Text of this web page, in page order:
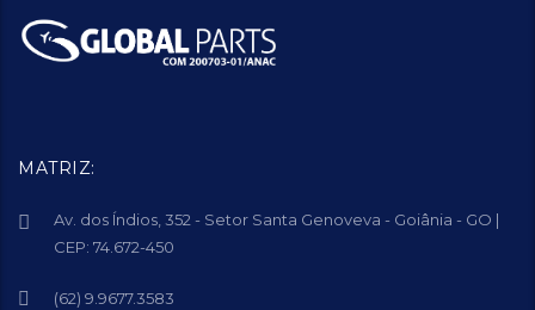
MATRIZ:
Av. dos Índios, 352 - Setor Santa Genoveva - Goiânia - GO |
CEP: 74.672-450
(62) 9.9677.3583